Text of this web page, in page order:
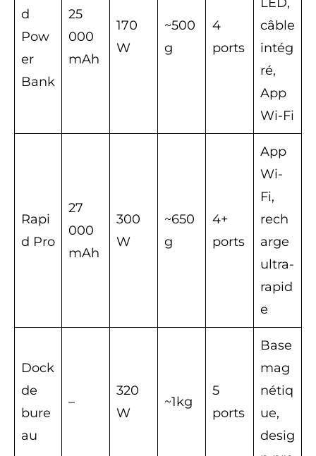
d
Pow
er
Bank
25
000
mAh
170
W
~500
g
4
ports
câble
intég
ré,
App
Wi-Fi
Rapi
d Pro
27
000
mAh
300
W
~650
g
4+
ports
App
Wi-
Fi,
rech
arge
ultra-
rapid
e
Dock
de
bure
au
–
320
W
~1kg
5
ports
Base
mag
nétiq
ue,
desig